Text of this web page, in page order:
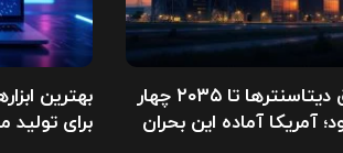
مصرف برق دیتاسنترها تا ۲۰۳۵ چهار
آمریکا آماده این بحران
بهترین
برای تولید